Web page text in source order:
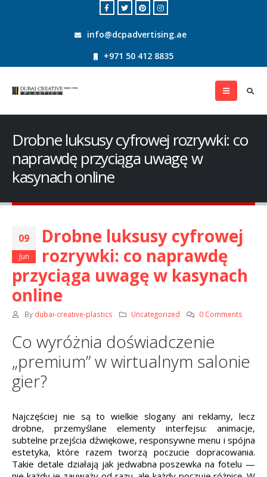
info@dcpadvertising.ae
+971 50 412 8835
Drobne luksusy cyfrowej rozrywki: co
naprawdę przyciąga uwagę w
kasynach online
09
Jun
Drobne luksusy cyfrowej
rozrywki: co naprawdę
przyciąga uwagę w kasynach
online
By dubai-creative-plastics Uncategorized 0 Comments
Co wyróżnia doświadczenie
„premium” w wirtualnym salonie
gier?
Najczęściej nie są to wielkie slogany ani reklamy, lecz
drobne, przemyślane elementy interfejsu: animacje,
subtelne przejścia dźwiękowe, responsywne menu i spójna
estetyka, które razem tworzą poczucie dopracowania.
Takie detale działają jak jedwabna poszewka na fotelu —